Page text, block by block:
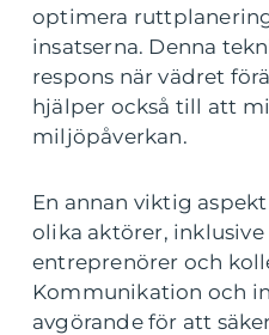
optimera
insatserna. Denna
respons när vädret
hjälper också till att
miljöpåverkan.
En annan viktig
olika aktörer,
entreprenörer och
Kommunikation och
avgörande för att